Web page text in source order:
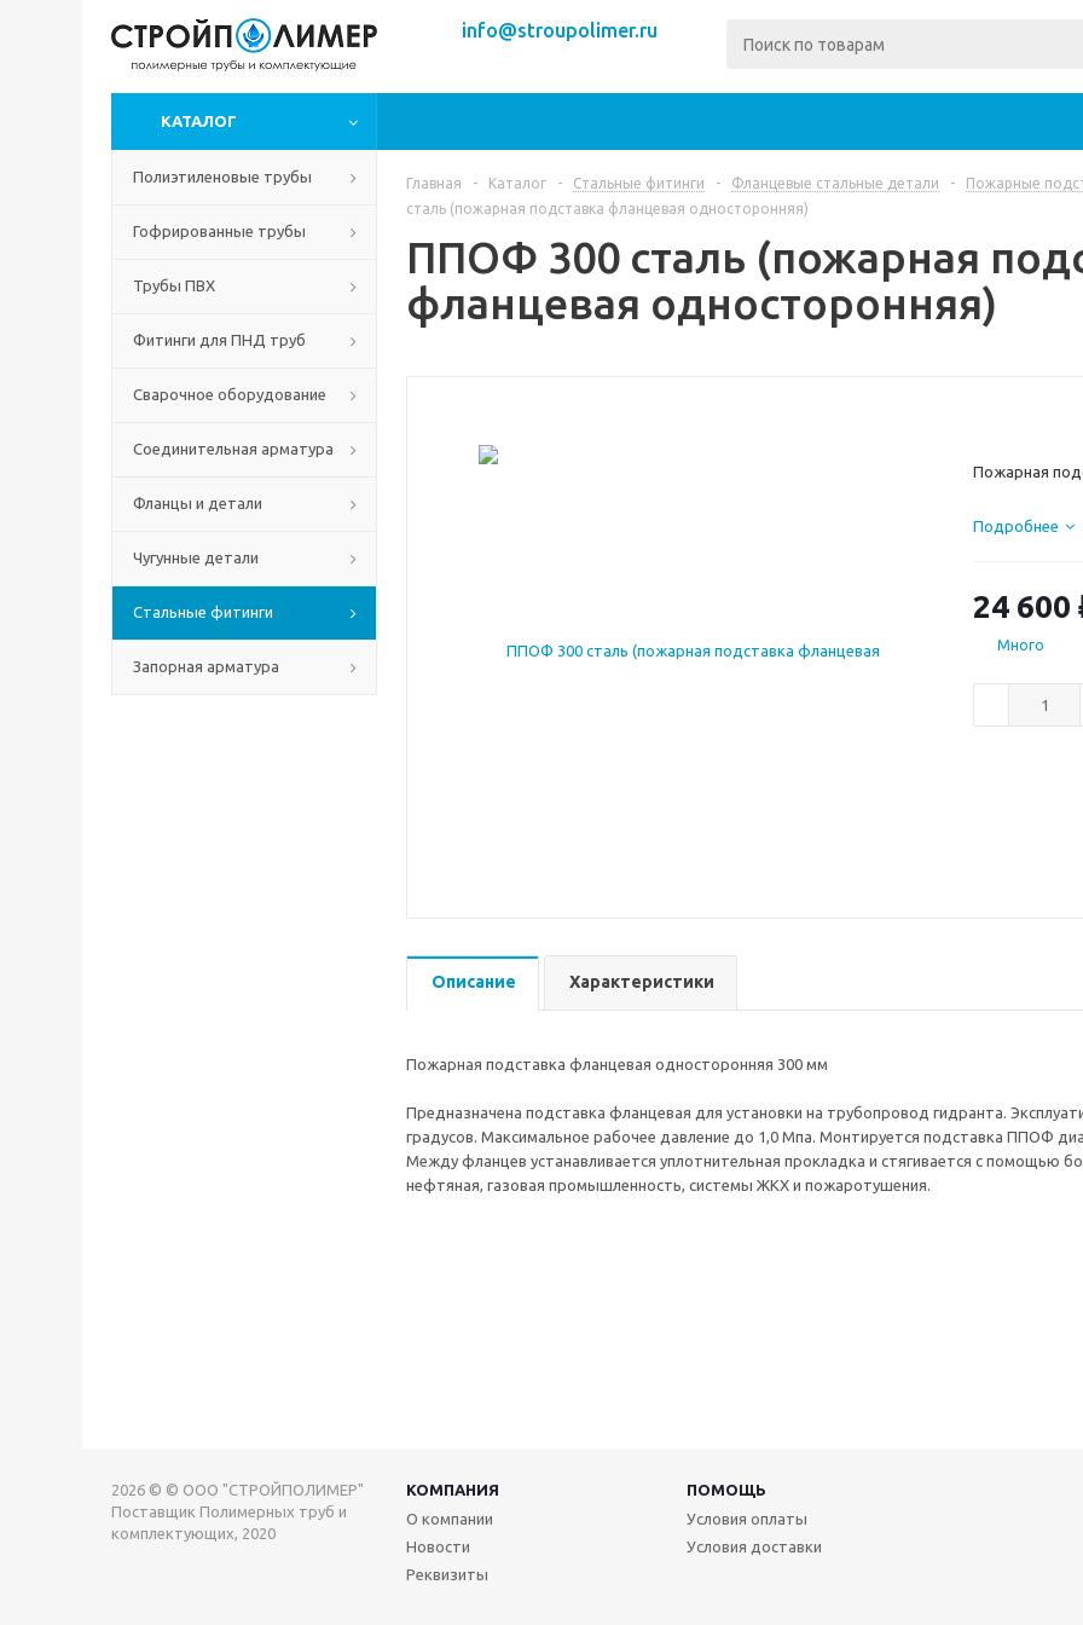
info@stroupolimer.ru
КАТАЛОГ
Полиэтиленовые трубы
Гофрированные трубы
Трубы ПВХ
Фитинги для ПНД труб
Сварочное оборудование
Соединительная арматура
Фланцы и детали
Чугунные детали
Стальные фитинги
Запорная арматура
Главная - Каталог - Стальные фитинги - Фланцевые стальные детали - Пожарные
сталь (пожарная подставка фланцевая односторонняя)
ППОФ 300 сталь (пожарная
фланцевая односторонняя)
Пожарная
давление до
мм при
химическая,
Подробнее
24 600
Много
Описание Характеристики
Пожарная подставка фланцевая односторонняя 300 мм
Предназначена подставка фланцевая для установки на трубопровод гидранта.
градусов. Максимальное рабочее давление до 1,0 Мпа. Монтируется подставка ППОФ
Между фланцев устанавливается уплотнительная прокладка и стягивается с помощью
нефтяная, газовая промышленность, системы ЖКХ и пожаротушения.
2026 © © ООО "СТРОЙПОЛИМЕР"
Поставщик Полимерных труб и
комплектующих, 2020
КОМПАНИЯ
ПОМОЩЬ
О компании
Новости
Реквизиты
Условия оплаты
Условия доставки